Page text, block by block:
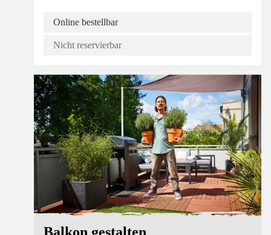
Online bestellbar
Nicht reservierbar
Ratgeber
Balkon gestalten